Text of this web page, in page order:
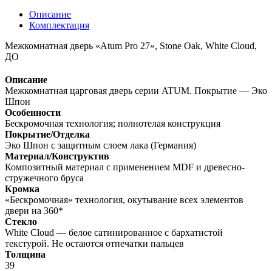
Описание
Комплектация
Межкомнатная дверь «Atum Pro 27», Stone Oak, White Cloud,
ДО
Описание
Межкомнатная царговая дверь серии ATUM. Покрытие — Эко
Шпон
Особенности
Бескромочная технология; полнотелая конструкция
Покрытие/Отделка
Эко Шпон с защитным слоем лака (Германия)
Материал/Конструктив
Композитный материал с применением MDF и древесно-
стружечного бруса
Кромка
«Бескромочная» технология, окутывание всех элементов
двери на 360*
Стекло
White Cloud — белое сатинированное с бархатистой
текстурой. Не остаются отпечатки пальцев
Толщина
39